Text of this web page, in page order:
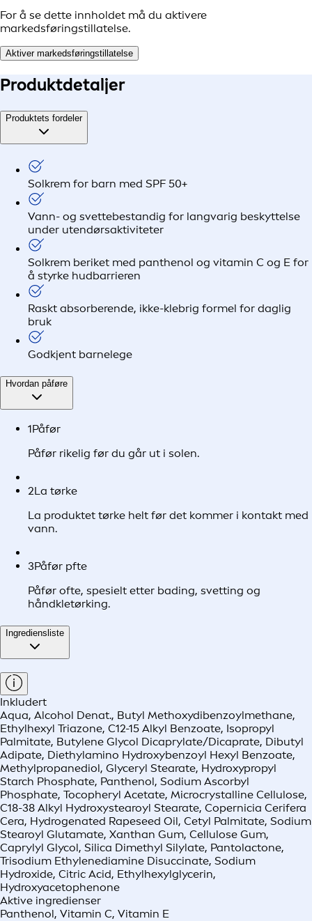
For å se dette innholdet må du aktivere
markedsføringstillatelse.
Aktiver markedsføringstillatelse
Produktdetaljer
Produktets fordeler
Solkrem for barn med SPF 50+
Vann- og svettebestandig for langvarig beskyttelse
under utendørsaktiviteter
Solkrem beriket med panthenol og vitamin C og E for
å styrke hudbarrieren
Raskt absorberende, ikke-klebrig formel for daglig
bruk
Godkjent barnelege
Hvordan påføre
1Påfør
Påfør rikelig før du går ut i solen.
2La tørke
La produktet tørke helt før det kommer i kontakt med
vann.
3Påfør pfte
Påfør ofte, spesielt etter bading, svetting og
håndkletørking.
Ingrediensliste
Inkludert
Aqua, Alcohol Denat., Butyl Methoxydibenzoylmethane,
Ethylhexyl Triazone, C12-15 Alkyl Benzoate, Isopropyl
Palmitate, Butylene Glycol Dicaprylate/Dicaprate, Dibutyl
Adipate, Diethylamino Hydroxybenzoyl Hexyl Benzoate,
Methylpropanediol, Glyceryl Stearate, Hydroxypropyl
Starch Phosphate, Panthenol, Sodium Ascorbyl
Phosphate, Tocopheryl Acetate, Microcrystalline Cellulose,
C18-38 Alkyl Hydroxystearoyl Stearate, Copernicia Cerifera
Cera, Hydrogenated Rapeseed Oil, Cetyl Palmitate, Sodium
Stearoyl Glutamate, Xanthan Gum, Cellulose Gum,
Caprylyl Glycol, Silica Dimethyl Silylate, Pantolactone,
Trisodium Ethylenediamine Disuccinate, Sodium
Hydroxide, Citric Acid, Ethylhexylglycerin,
Hydroxyacetophenone
Aktive ingredienser
Panthenol, Vitamin C, Vitamin E